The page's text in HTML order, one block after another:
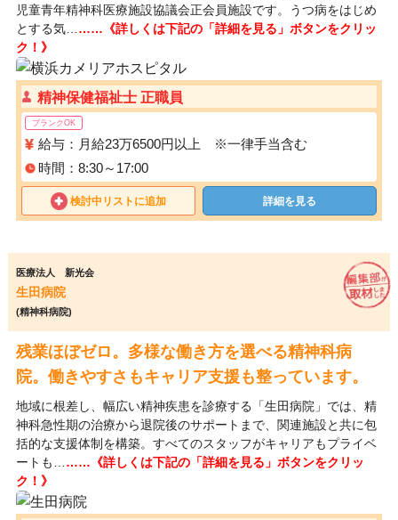
児童青年精神科医療施設協議会正会員施設です。うつ病をはじめ
とする気… ……《詳しくは下記の「詳細を見る」ボタンをクリッ
ク！》
精神保健福祉士 正職員
ブランクOK
給与：月給23万6500円以上 ※一律手当含む
時間：8:30～17:00
検討中リストに追加 詳細を見る
医療法人 新光会
生田病院
(精神科病院)
残業ほぼゼロ。多様な働き方を選べる精神科病
院。働きやすさもキャリア支援も整っています。
地域に根差し、幅広い精神疾患を診療する「生田病院」では、精
神科急性期の治療から退院後のサポートまで、関連施設と共に包
括的な支援体制を構築。すべてのスタッフがキャリアもプライベ
ートも… ……《詳しくは下記の「詳細を見る」ボタンをクリッ
ク！》